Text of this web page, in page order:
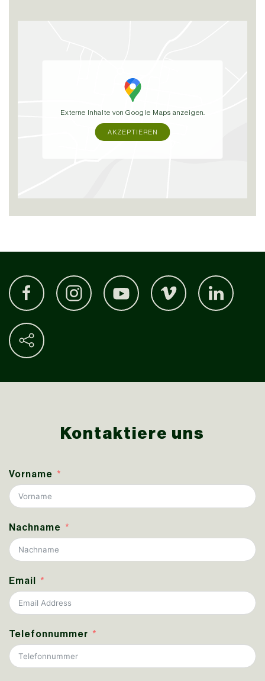
Externe Inhalte von Google Maps anzeigen.
AKZEPTIEREN
Kontaktiere uns
Vorname
Nachname
Email
Telefonnummer